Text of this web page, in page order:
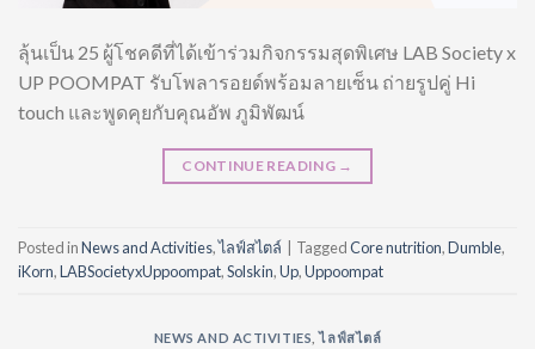
ลุ้นเป็น 25 ผู้โชคดีที่ได้เข้าร่วมกิจกรรมสุดพิเศษ LAB Society x
UP POOMPAT รับโพลารอยด์พร้อมลายเซ็น ถ่ายรูปคู่ Hi
touch และพูดคุยกับคุณอัพ ภูมิพัฒน์
CONTINUE READING →
Posted inNews and Activities,ไลฟ์สไตล์ TaggedCore nutrition,Dumble,
iKorn,LABSocietyxUppoompat,Solskin,Up,Uppoompat
NEWS AND ACTIVITIES ,ไลฟ์สไตล์